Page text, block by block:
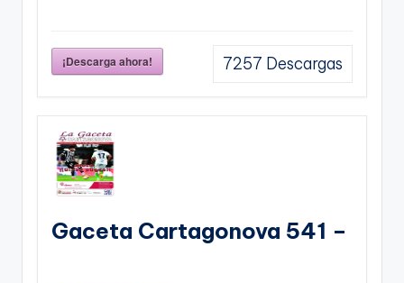
¡Descarga ahora! 7257 Descargas
Gaceta Cartagonova 541 –